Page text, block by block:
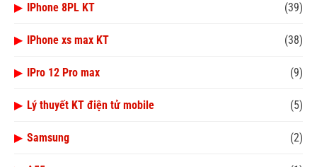
▶ IPhone 8PL KT (39)
▶ IPhone xs max KT (38)
▶ IPro 12 Pro max (9)
▶ Lý thuyết KT điện tử mobile (5)
▶ Samsung (2)